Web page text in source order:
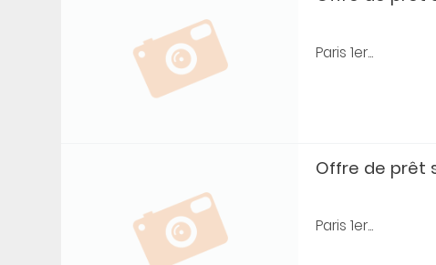
Paris 1er...
Offre de prêt
Paris 1er...